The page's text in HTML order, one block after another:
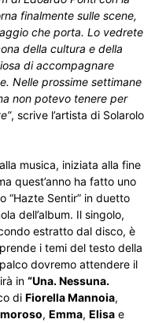
finalmente sulle scene,
che porta. Lo vedrete
della cultura e della
di accompagnare
Nelle prossime settimane
non potevo tenere per
, scrive l’artista di Solarolo
musica, iniziata alla fine
quest’anno ha fatto uno
“Hazte Sentir” in duetto
dell’album. Il singolo,
estratto dal disco, è
i temi del testo della
dovremo attendere il
in “Una. Nessuna.
di Fiorella Mannoia,
, Emma, Elisa e